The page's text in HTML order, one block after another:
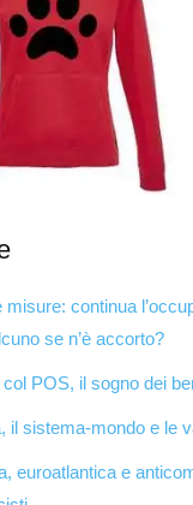
misure: continua
se n’è accorto?
POS, il sogno dei
il sistema-mondo e le
euroatlantica e